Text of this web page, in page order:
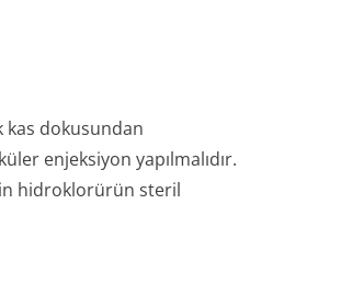
kas dokusundan
enjeksiyon yapılmalıdır.
hidroklorürün steril